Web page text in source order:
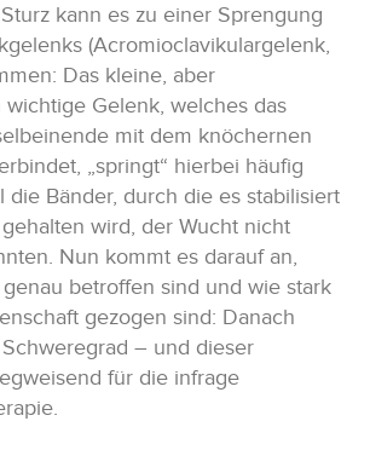
kann es zu einer Sprengung
(Acromioclavikulargelenk,
Das kleine, aber
wichtige Gelenk, welches das
mit dem knöchernen
„springt“ hierbei häufig
die Bänder, durch die es stabilisiert
wird, der Wucht nicht
Nun kommt es darauf an,
betroffen sind und wie stark
gezogen sind: Danach
– und dieser
für die infrage